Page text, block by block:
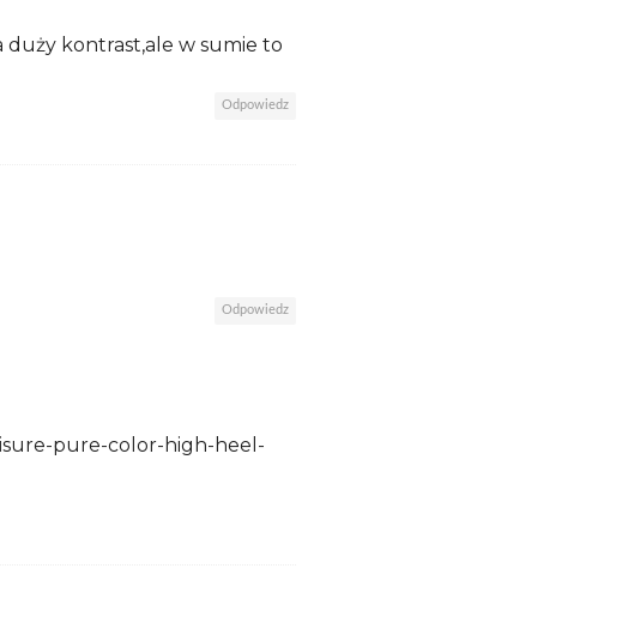
duży kontrast,ale w sumie to
Odpowiedz
Odpowiedz
pure-color-high-heel-